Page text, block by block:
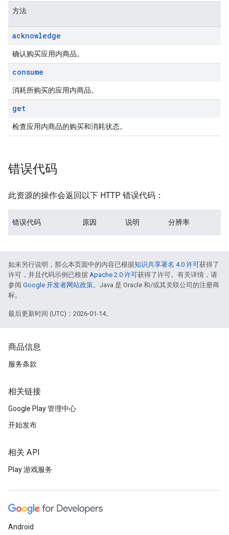
方法
acknowledge
确认购买应用内商品。
consume
消耗所购买的应用内商品。
get
检查应用内商品的购买和消耗状态。
错误代码
此资源的操作会返回以下 HTTP 错误代码：
错误代码 原因 说明 分辨率
如未另行说明，那么本页面中的内容已根据知识共享署名 4.0 许可获得了
许可，并且代码示例已根据 Apache 2.0 许可获得了许可。有关详情，请
参阅 Google 开发者网站政策。Java 是 Oracle 和/或其关联公司的注册商
标。
最后更新时间 (UTC)：2026-01-14。
商品信息
服务条款
相关链接
Google Play 管理中心
开始发布
相关 API
Play 游戏服务
Android